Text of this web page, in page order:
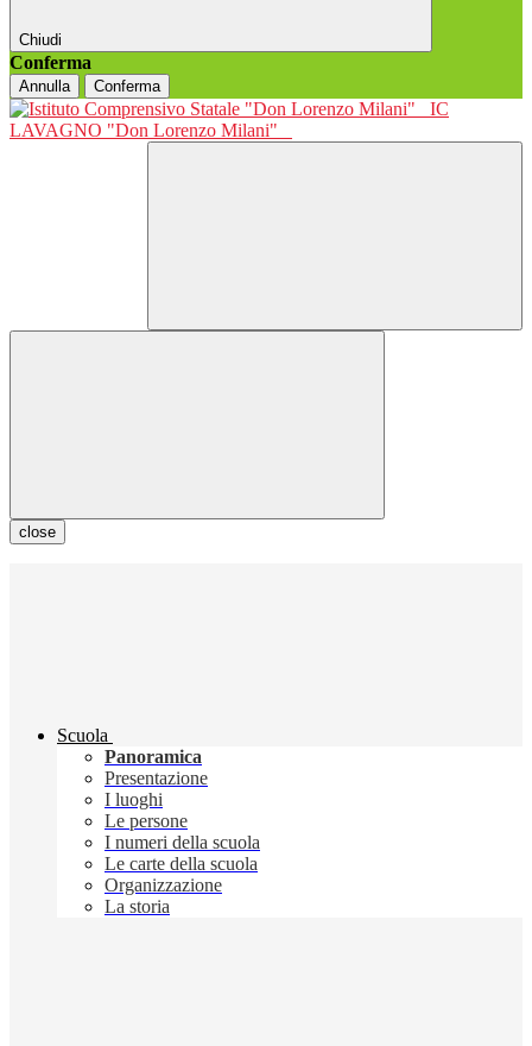
Chiudi
Conferma
Annulla Conferma
IC
LAVAGNO "Don Lorenzo Milani"
close
Scuola
Panoramica
Presentazione
I luoghi
Le persone
I numeri della scuola
Le carte della scuola
Organizzazione
La storia